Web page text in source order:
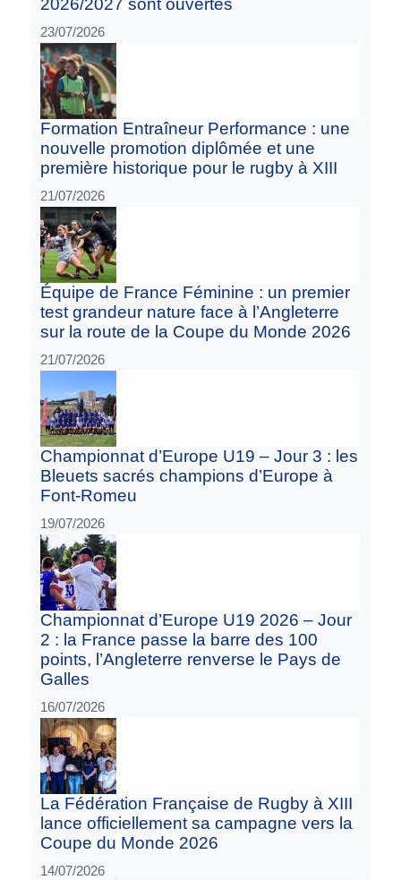
23/07/2026
Formation Entraîneur Performance : une
nouvelle promotion diplômée et une
première historique pour le rugby à XIII
21/07/2026
Équipe de France Féminine : un premier
test grandeur nature face à l’Angleterre
sur la route de la Coupe du Monde 2026
21/07/2026
Championnat d’Europe U19 – Jour 3 : les
Bleuets sacrés champions d’Europe à
Font-Romeu
19/07/2026
Championnat d’Europe U19 2026 – Jour
2 : la France passe la barre des 100
points, l’Angleterre renverse le Pays de
Galles
16/07/2026
La Fédération Française de Rugby à XIII
lance officiellement sa campagne vers la
Coupe du Monde 2026
14/07/2026